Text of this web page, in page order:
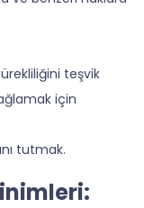
teşvik
için
tutmak.